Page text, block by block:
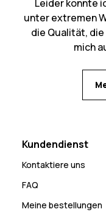
Leider konnte
unter extremen
die Qualität,
mich
Kundendienst
Kontaktiere uns
FAQ
Meine bestellungen